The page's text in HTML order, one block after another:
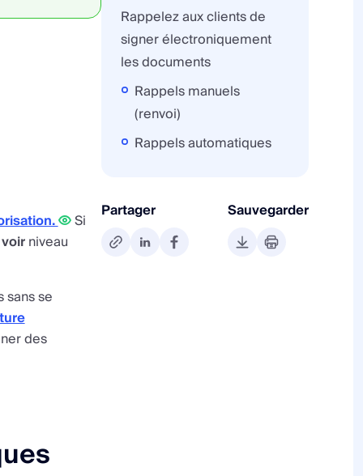
Si
niveau
sans se
des
Rappelez aux clients de
signer électroniquement
les documents
Rappels manuels
(renvoi)
Rappels automatiques
Partager Sauvegarder